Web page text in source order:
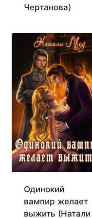
Чертанова)
Одинокий
вампир желает
выжить (Натали